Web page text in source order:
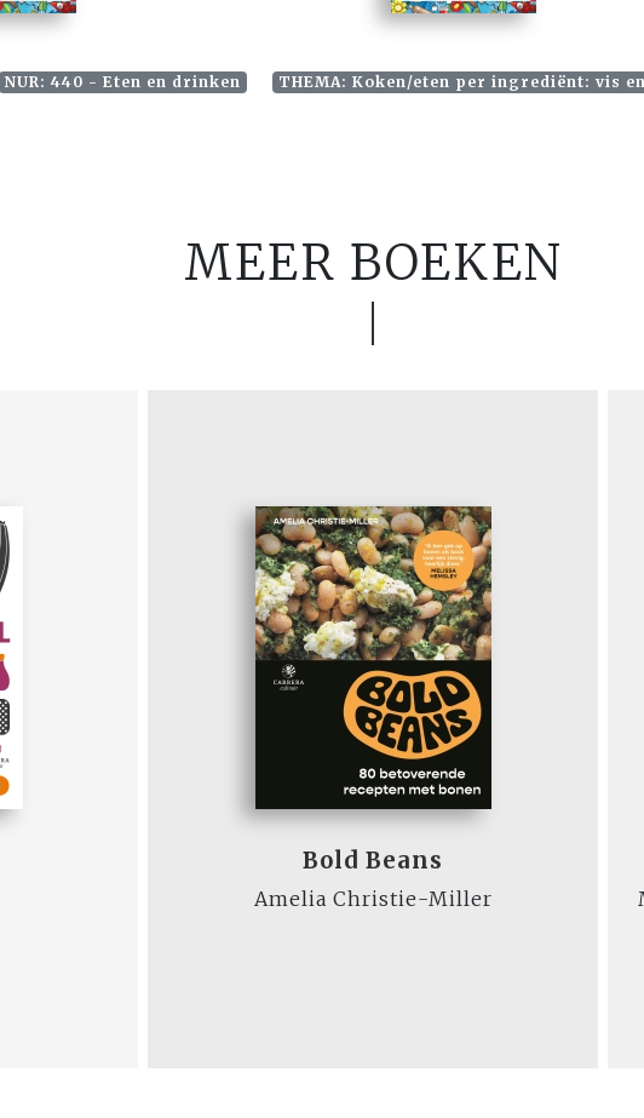
NUR: 440 - Eten en drinken THEMA: Koken/eten per ingrediënt: vis
MEER BOEKEN
Bold Beans
Amelia Christie-Miller